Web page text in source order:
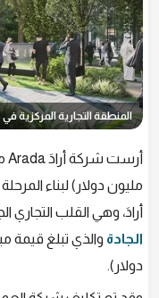
المنطقة التجارية المركزية
مليون دولار) لبناء
أرادَ، وهي القلب التجاري
الجادة
دولار).